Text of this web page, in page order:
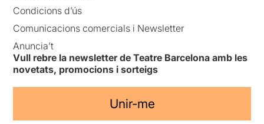
Condicions d’ús
Comunicacions comercials i Newsletter
Anuncia’t
Vull rebre la newsletter de Teatre Barcelona amb les
novetats, promocions i sorteigs
Unir-me